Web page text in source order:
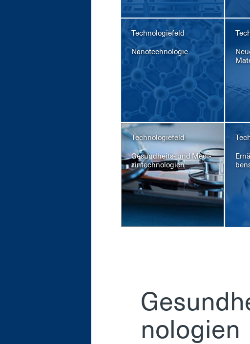
Technologiefeld
Na­no­tech­no­lo­gie
Technologiefeld
Ge­sund­heits- und Me­di­
zin­tech­no­lo­gi­en
no­lo­gi­en